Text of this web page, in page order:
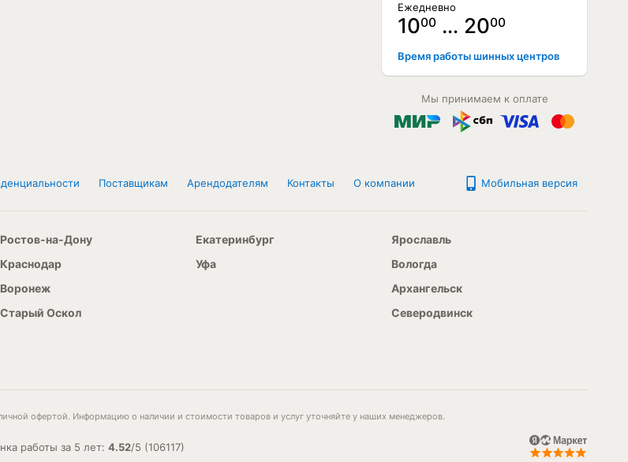
Ежедневно
1000 … 2000
Время работы шинных центров
Мы принимаем к оплате
Поставщикам Арендодателям Контакты О компании Мобильная версия
Ростов-на-Дону
Краснодар
Воронеж
Старый Оскол
Екатеринбург
Уфа
Ярославль
Вологда
Архангельск
Северодвинск
офертой. Информацию о наличии и стоимости товаров и услуг уточняйте у наших менеджеров.
работы за 5 лет: 4.52/5 (106117)